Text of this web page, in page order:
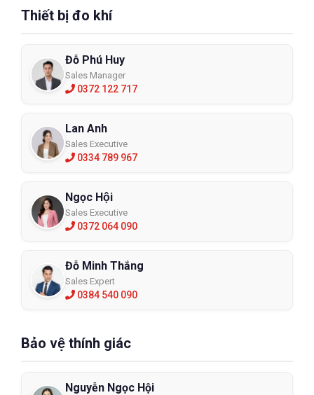
Thiết bị đo khí
Đỗ Phú Huy
Sales Manager
0372 122 717
Lan Anh
Sales Executive
0334 789 967
Ngọc Hội
Sales Executive
0372 064 090
Đỗ Minh Thắng
Sales Expert
0384 540 090
Bảo vệ thính giác
Nguyễn Ngọc Hội